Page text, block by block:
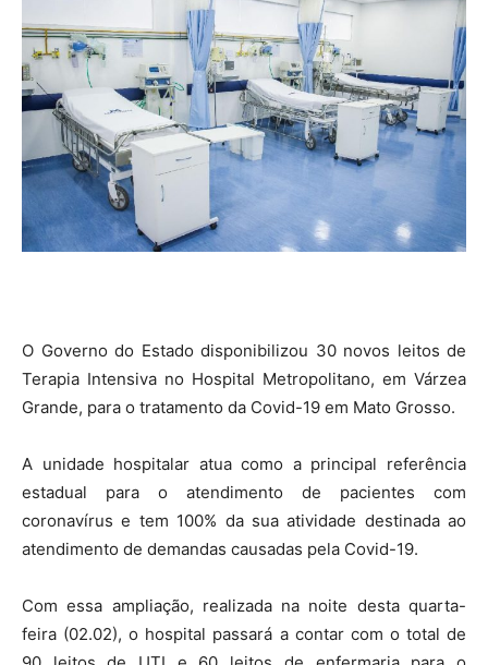
O Governo do Estado disponibilizou 30 novos leitos de
Terapia Intensiva no Hospital Metropolitano, em Várzea
Grande, para o tratamento da Covid-19 em Mato Grosso.
A unidade hospitalar atua como a principal referência
estadual para o atendimento de pacientes com
coronavírus e tem 100% da sua atividade destinada ao
atendimento de demandas causadas pela Covid-19.
Com essa ampliação, realizada na noite desta quarta-
feira (02.02), o hospital passará a contar com o total de